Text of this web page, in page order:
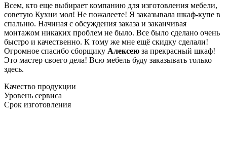
Всем, кто еще выбирает компанию для изготовления мебели,
советую Кухни мол! Не пожалеете! Я заказывала шкаф-купе в
спальню. Начиная с обсуждения заказа и заканчивая
монтажом никаких проблем не было. Все было сделано очень
быстро и качественно. К тому же мне ещё скидку сделали!
Огромное спасибо сборщику Алексею за прекрасный шкаф!
Это мастер своего дела! Всю мебель буду заказывать только
здесь.
Качество продукции
Уровень сервиса
Срок изготовления